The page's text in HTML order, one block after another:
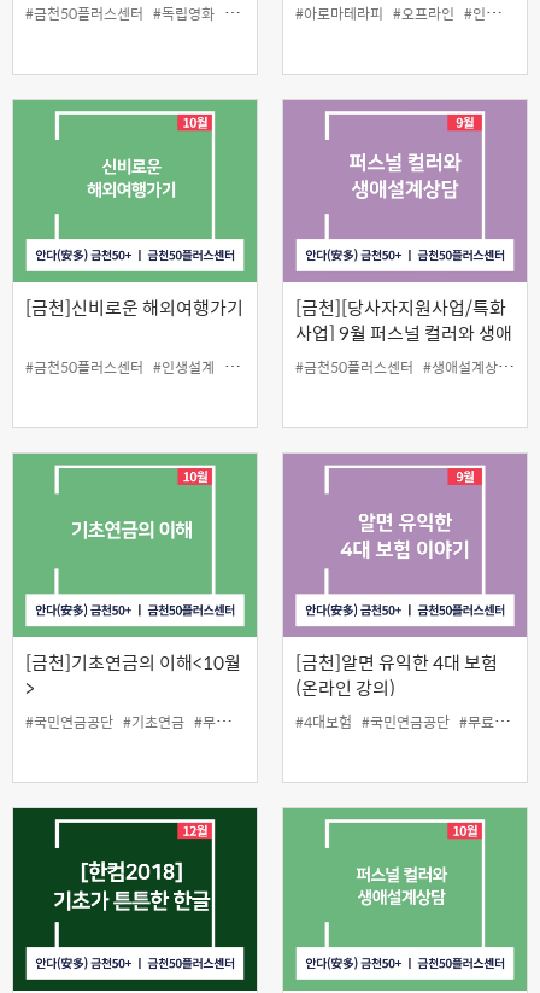
#금천50플러스센터 #독립영화 #무료상영 #인생설계
#아로마테라피 #오프라인 #인생설계
[금천]신비로운 해외여행가기
#금천50플러스센터 #인생설계 #해외여행정보
[금천][당사자지원사업/특화
사업] 9월 퍼스널 컬러와 생애
설계 상담
#금천50플러스센터 #생애설계상담
[금천]기초연금의 이해<10월
>
#국민연금공단 #기초연금 #무료 #인생설계
[금천]알면 유익한 4대 보험
(온라인 강의)
#4대보험 #국민연금공단 #무료 #인